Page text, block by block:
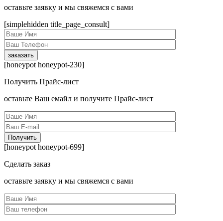
оcтавьте заявку и мы свяжемся с вами
[simplehidden title_page_consult]
[honeypot honeypot-230]
Получить Прайс-лист
оcтавьте Ваш емайл и получите Прайс-лист
[honeypot honeypot-699]
Сделать заказ
оcтавьте заявку и мы свяжемся с вами